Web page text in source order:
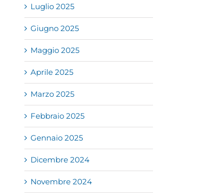
Iperammortamento
2026:
un’opportunità
per investire
aperto il fondo
Luglio 2025
Giugno 2025
Maggio 2025
Aprile 2025
Marzo 2025
Febbraio 2025
Gennaio 2025
Dicembre 2024
Novembre 2024